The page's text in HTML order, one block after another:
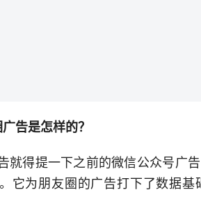
告是怎样的？
就得提一下之前的微信公众号广
它为朋友圈的广告打下了数据